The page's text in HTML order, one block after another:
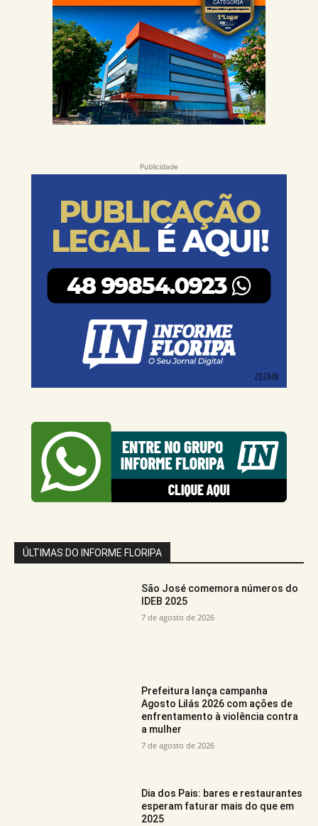
Publicidade
ÚLTIMAS DO INFORME FLORIPA
São José comemora números do
IDEB 2025
7 de agosto de 2026
Prefeitura lança campanha
Agosto Lilás 2026 com ações de
enfrentamento à violência contra
a mulher
7 de agosto de 2026
Dia dos Pais: bares e restaurantes
esperam faturar mais do que em
2025